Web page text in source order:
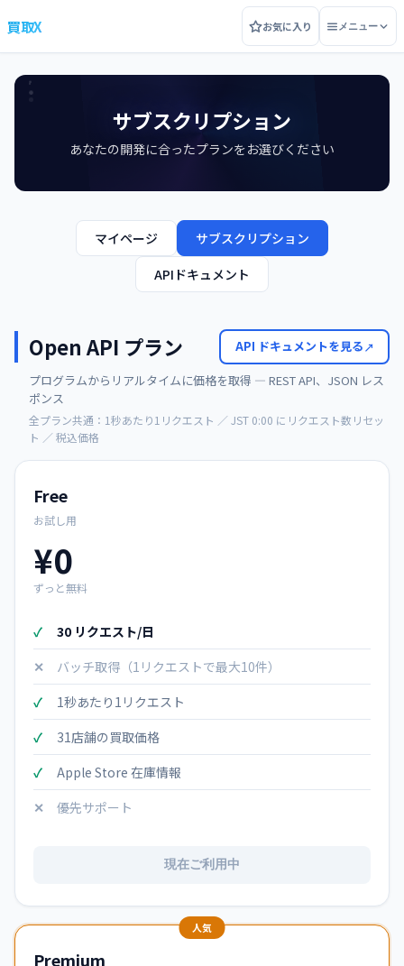
買取X お気に入り メニュー
サブスクリプション
あなたの開発に合ったプランをお選びください
マイページ
サブスクリプション
APIドキュメント
Open API プラン
API ドキュメントを見る
プログラムからリアルタイムに価格を取得 — REST API、JSON レス
ポンス
全プラン共通：1秒あたり1リクエスト ／ JST 0:00 にリクエスト数リセッ
ト ／ 税込価格
Free
お試し用
¥0
ずっと無料
30 リクエスト/日
バッチ取得（1リクエストで最大10件）
1秒あたり1リクエスト
31店舗の買取価格
Apple Store 在庫情報
優先サポート
現在ご利用中
Premium